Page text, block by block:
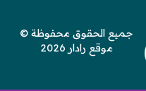
جميع الحقوق محفوظة ©
موقع رادار 2026